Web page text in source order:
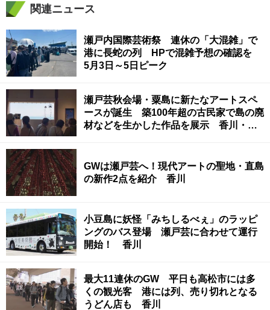
関連ニュース
瀬戸内国際芸術祭 連休の「大混雑」で
港に長蛇の列 HPで混雑予想の確認を
5月3日～5日ピーク
瀬戸芸秋会場・粟島に新たなアートスペ
ースが誕生 築100年超の古民家で島の廃
材などを生かした作品を展示 香川・三
GWは瀬戸芸へ！現代アートの聖地・直島
の新作2点を紹介 香川
小豆島に妖怪「みちしるべぇ」のラッピ
ングのバス登場 瀬戸芸に合わせて運行
開始！ 香川
最大11連休のGW 平日も高松市には多
くの観光客 港には列、売り切れとなる
うどん店も 香川